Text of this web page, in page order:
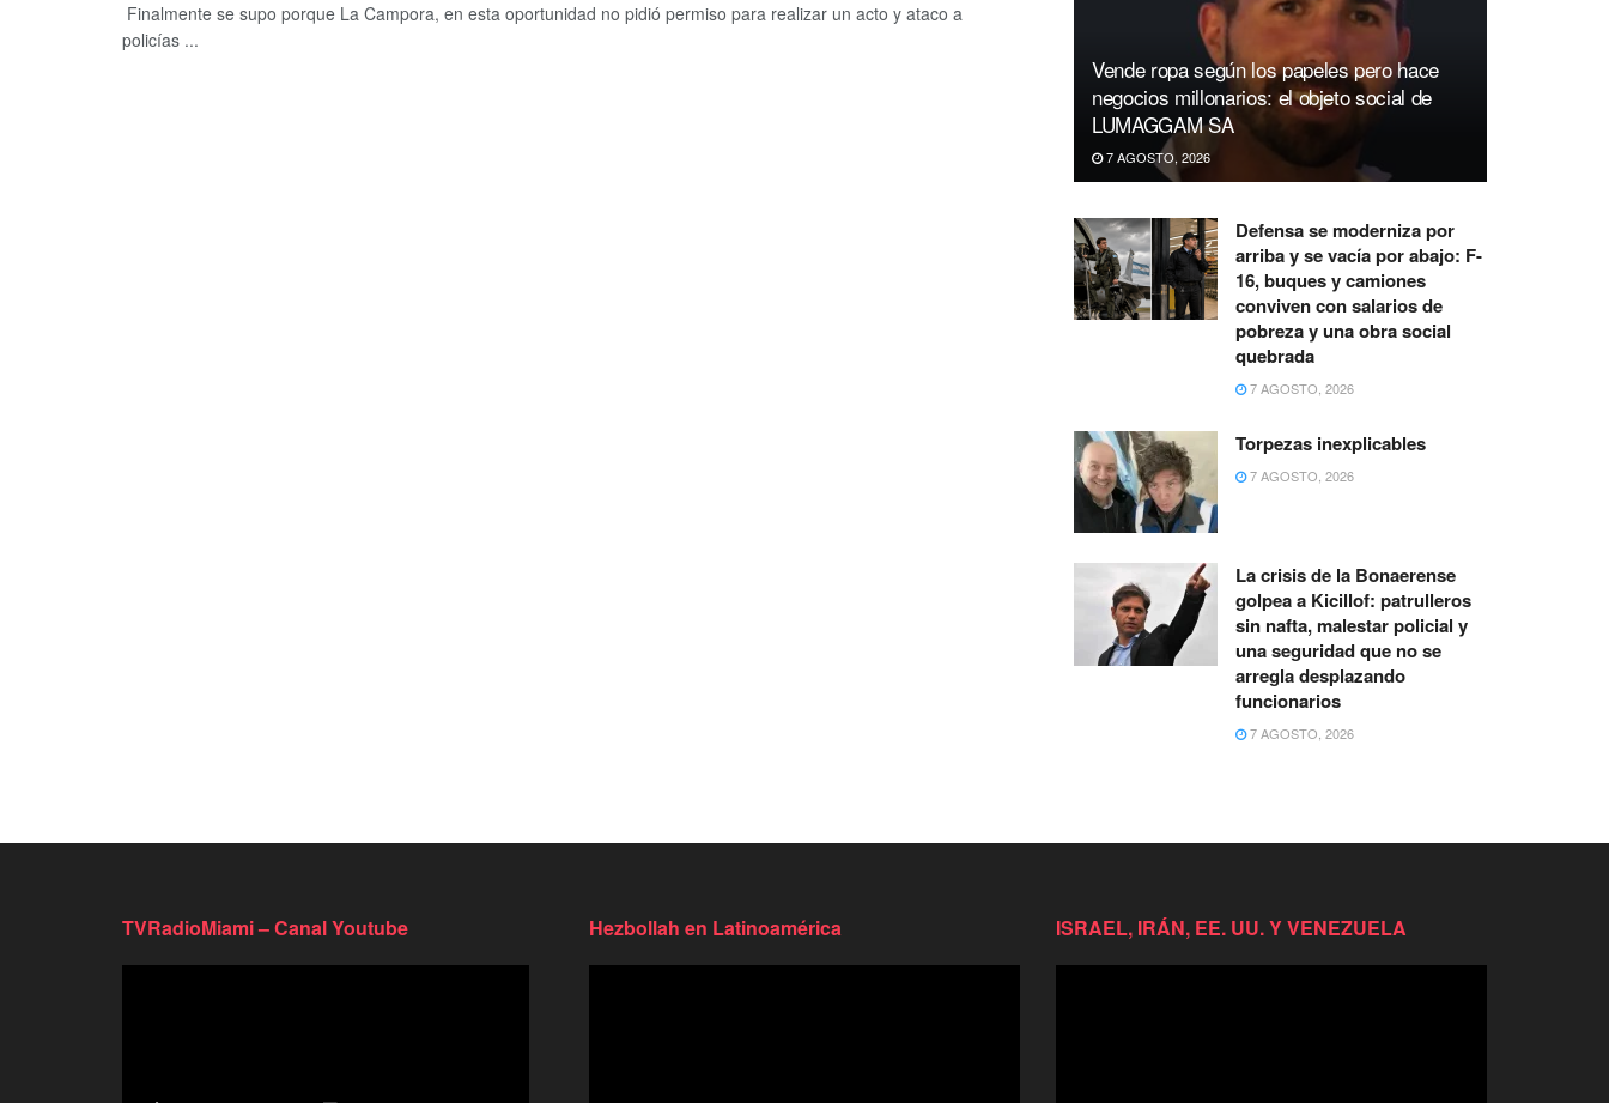
Finalmente se supo porque La Campora, en esta oportunidad no pidió permiso para realizar un acto y ataco a
policías ...
Vende ropa según los papeles pero hace
negocios millonarios: el objeto social de
LUMAGGAM SA
7 AGOSTO, 2026
Defensa se moderniza por
arriba y se vacía por abajo: F-
16, buques y camiones
conviven con salarios de
pobreza y una obra social
quebrada
7 AGOSTO, 2026
Torpezas inexplicables
7 AGOSTO, 2026
La crisis de la Bonaerense
golpea a Kicillof: patrulleros
sin nafta, malestar policial y
una seguridad que no se
arregla desplazando
funcionarios
7 AGOSTO, 2026
TVRadioMiami – Canal Youtube Hezbollah en Latinoamérica ISRAEL, IRÁN, EE. UU. Y VENEZUELA